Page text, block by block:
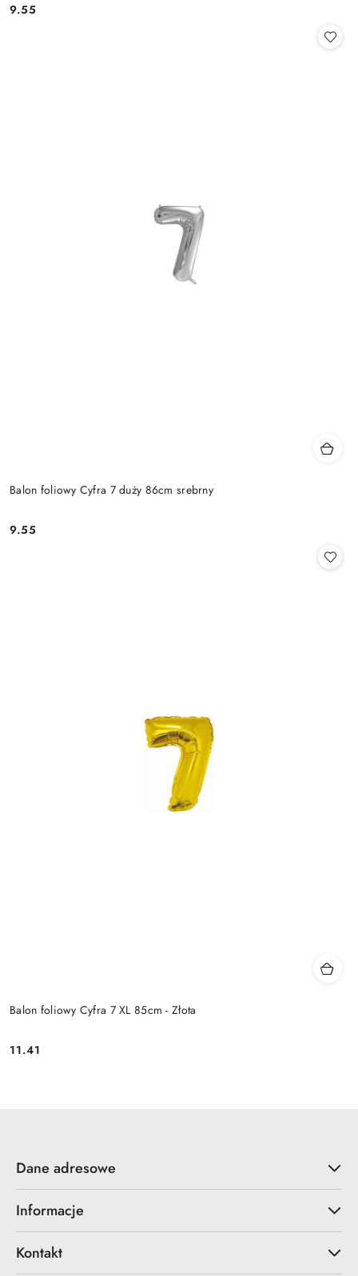
Cena:
9.55
Balon foliowy Cyfra 7 duży 86cm srebrny
Cena:
9.55
Balon foliowy Cyfra 7 XL 85cm - Złota
Cena:
11.41
Dane adresowe
Informacje
Kontakt